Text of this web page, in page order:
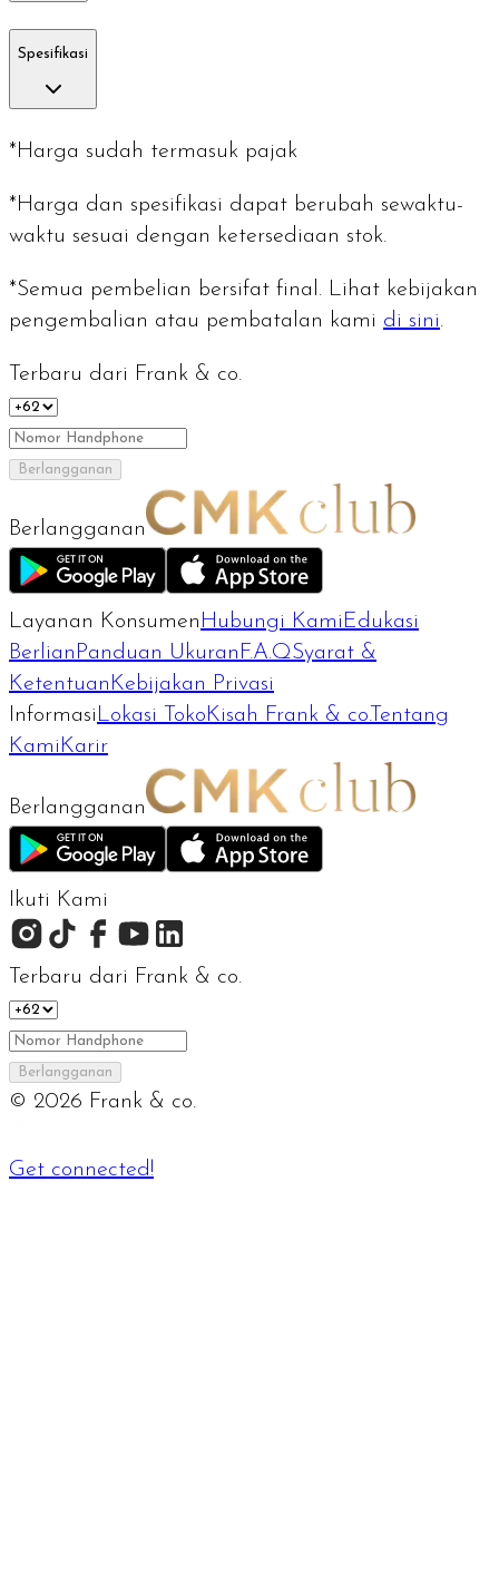
Spesifikasi
*Harga sudah termasuk pajak
*Harga dan spesifikasi dapat berubah sewaktu-
waktu sesuai dengan ketersediaan stok.
*Semua pembelian bersifat final. Lihat kebijakan
pengembalian atau pembatalan kami di sini.
Terbaru dari Frank & co.
Berlangganan
Berlangganan
Layanan Konsumen Hubungi Kami Edukasi
Berlian Panduan Ukuran F.A.QSyarat &
Ketentuan Kebijakan Privasi
Informasi Lokasi Toko Kisah Frank & co.Tentang
Kami Karir
Berlangganan
Ikuti Kami
Terbaru dari Frank & co.
Berlangganan
© 2026 Frank & co.
Get connected!